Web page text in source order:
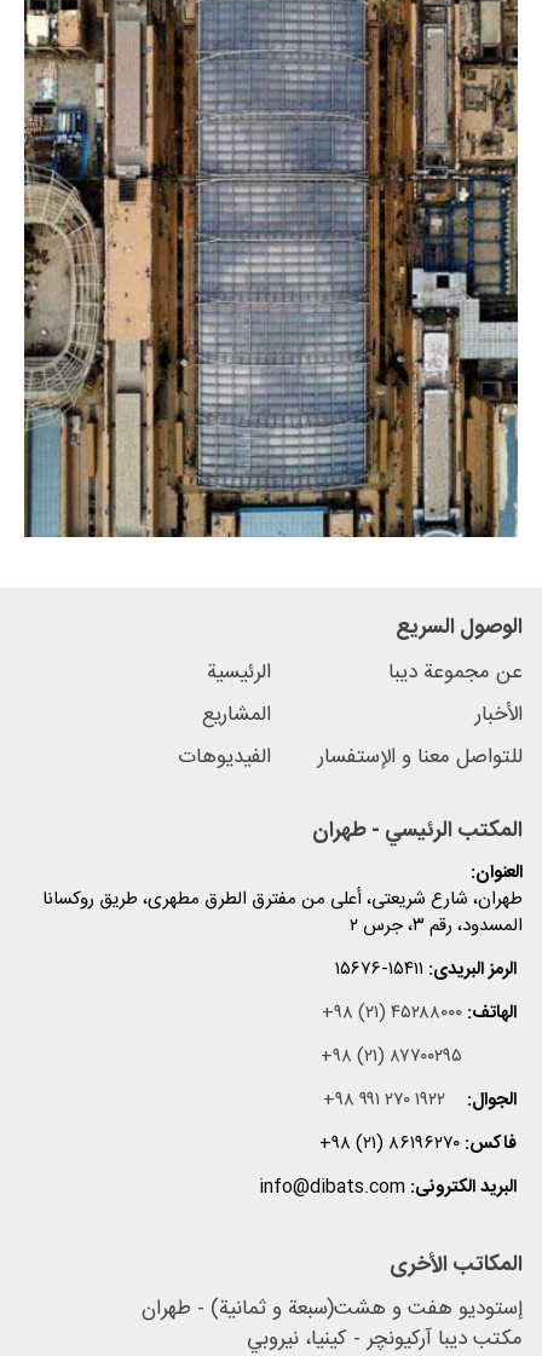
الوصول السریع
الرئیسیة
عن مجموعة دیبا
المشاریع
الأخبار
الفیدیوهات
للتواصل معنا و الإستفسار
المكتب الرئيسي - طهران
العنوان:
طهران، شارع شریعتی، أعلی من مفترق الطرق مطهری، طریق روکسانا
المسدود، رقم ۳، جرس ۲
الرمز البریدی: ۱۵۶۷۶-۱۵۴۱۱
الهاتف: +۹۸ (۲۱) ۴۵۲۸۸۰۰۰
+۹۸ (۲۱) ۸۷۷۰۰۲۹۵
الجوال:
+۹۸ ۹۹۱ ۲۷۰ ۱۹۲۲
فاکس: +۹۸ (۲۱) ۸۶۱۹۶۲۷۰
البرید الکترونی: info@dibats.com
المکاتب الأخرى
إستودیو هفت و هشت(سبعة و ثمانية) - طهران
مكتب دیبا آرکیونچر - كينيا، نيروبي